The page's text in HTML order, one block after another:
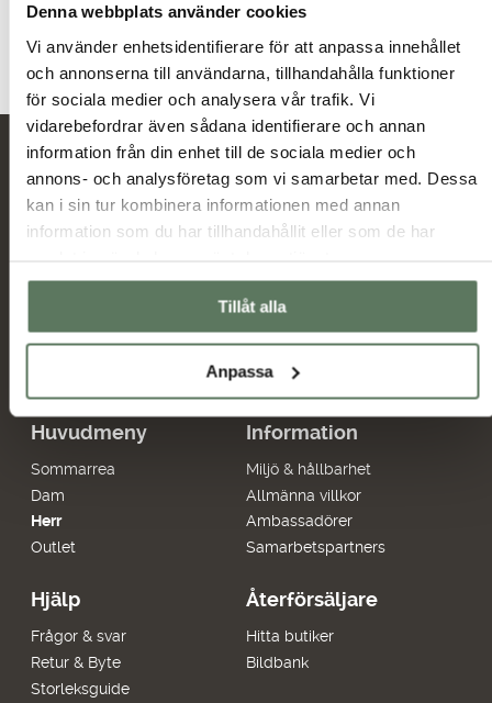
Denna webbplats använder cookies
Vi använder enhetsidentifierare för att anpassa innehållet
och annonserna till användarna, tillhandahålla funktioner
för sociala medier och analysera vår trafik. Vi
vidarebefordrar även sådana identifierare och annan
information från din enhet till de sociala medier och
annons- och analysföretag som vi samarbetar med. Dessa
kan i sin tur kombinera informationen med annan
information som du har tillhandahållit eller som de har
Tillåt alla
Anpassa
priset
899.00 kr.
priset
599.00 kr.
priset
799.00 kr.
priset
599.00 kr.
Huvudmeny
Sommarrea
Dam
Herr
Outlet
Information
Miljö & hållbarhet
Allmänna villkor
Ambassadörer
Samarbetspartners
Hjälp
Frågor & svar
Retur & Byte
Storleksguide
Återförsäljare
Hitta butiker
Bildbank
Nyheter och erbjudanden
godkänner behandlingen enligtTuxer villkor
Skicka